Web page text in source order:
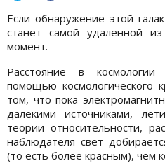
Если обнаружение этой
станет самой удаленной
момент.
Расстояние в
помощью космологического
том, что пока
далекими источниками,
теории относительности,
наблюдателя свет
(то есть более красным), чем